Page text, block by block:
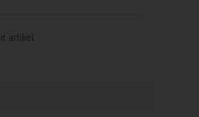
artikel